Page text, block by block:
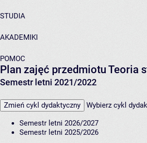
STUDIA
AKADEMIKI
POMOC
Plan zajęć przedmiotu Teoria
Semestr letni 2021/2022
Zmień cykl dydaktyczny Wybierz cykl
Semestr letni 2026/2027
Semestr letni 2025/2026